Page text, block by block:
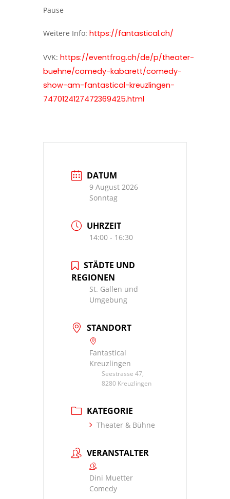
Pause
Weitere Info: https://fantastical.ch/
VVK: https://eventfrog.ch/de/p/theater-
buehne/comedy-kabarett/comedy-
show-am-fantastical-kreuzlingen-
7470124127472369425.html
DATUM
9 August 2026
Sonntag
UHRZEIT
14:00 - 16:30
STÄDTE UND
REGIONEN
St. Gallen und
Umgebung
STANDORT
Fantastical
Kreuzlingen
Seestrasse 47,
8280 Kreuzlingen
KATEGORIE
Theater & Bühne
VERANSTALTER
Dini Muetter
Comedy